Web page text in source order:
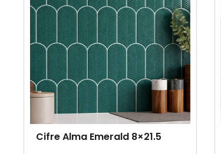
Cifre Alma Emerald 8×21.5